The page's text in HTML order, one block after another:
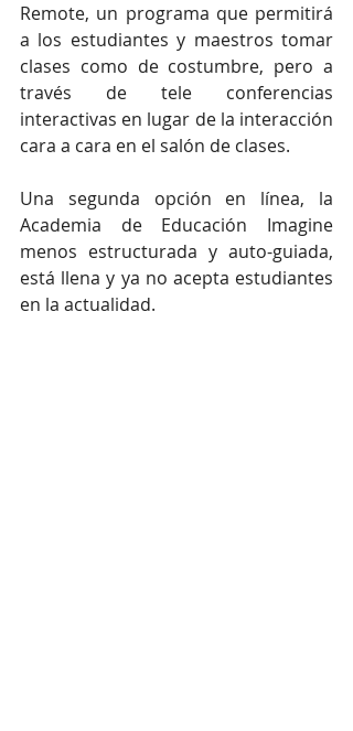
Remote, un programa que permitirá
a los estudiantes y maestros tomar
clases como de costumbre, pero a
través de tele conferencias
interactivas en lugar de la interacción
cara a cara en el salón de clases.
Una segunda opción en línea, la
Academia de Educación Imagine
menos estructurada y auto-guiada,
está llena y ya no acepta estudiantes
en la actualidad.